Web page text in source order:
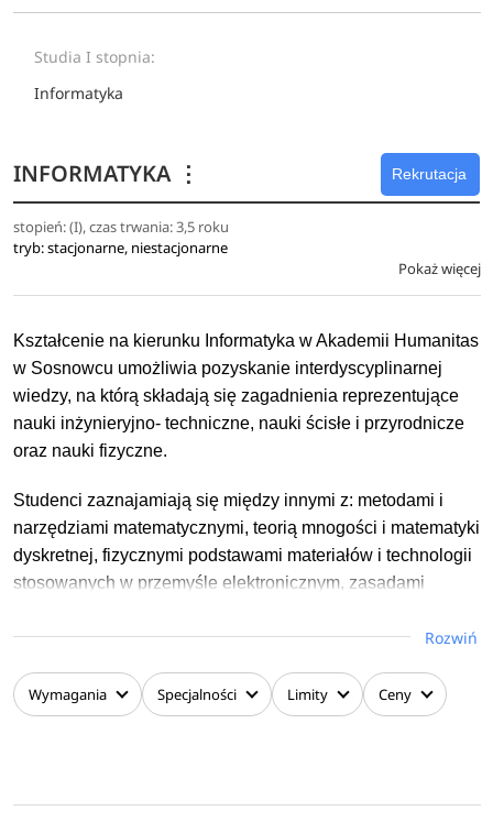
INFORMATYKA ⋮ Rekrutacja
stopień: (I), czas trwania: 3,5 roku
tryb: stacjonarne, niestacjonarne
Pokaż więcej
Kształcenie na kierunku Informatyka w Akademii Humanitas
w Sosnowcu umożliwia pozyskanie interdyscyplinarnej
wiedzy, na którą składają się zagadnienia reprezentujące
nauki inżynieryjno- techniczne, nauki ścisłe i przyrodnicze
oraz nauki fizyczne.
Studenci zaznajamiają się między innymi z: metodami i
narzędziami matematycznymi, teorią mnogości i matematyki
dyskretnej, fizycznymi podstawami materiałów i technologii
stosowanych w przemyśle elektronicznym, zasadami
cyfrowych oraz procesorów i pamięci czy podstawami
przetwarzania informacji w systemach komputerowych.
Rozwiń
Wymagania Specjalności Limity Ceny
Studia I stopnia:
Informatyka